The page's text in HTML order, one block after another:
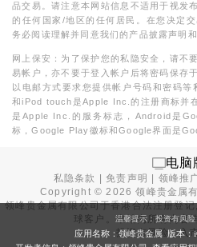
品交易。请注意本网站信息不适用于视发
的任何国家/地区的任何居民。在您决定
务必阅读理解并同意我们的产品披露声明和
网上保安：为了保护您的私隐安全，请不
易帐户，亦不要于登入帐户后将密码保存
以电邮方式要求您提供帐户号码和密码
和iPod touch是Apple Inc.的注册商标并
是Apple Inc.的服务标志，Android是
标，Google Play徽标和Google界面是
电脑
私隐条款 |免责声明 领峰推
Copyright ©2026 领峰贵金属
领峰贵金属有限公司于香港合法注册登记
球客户。本站内所有内容
投资有风险，入
温馨提示：投资有风
应用名称：领峰贵金属 版本：